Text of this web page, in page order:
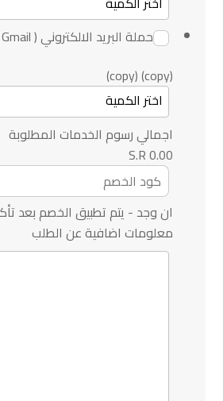
حملة البريد الالكتروني ( Gmail )
(copy) (copy)
اجمالي رسوم الخدمات المطلوبة
0.00 S.R
ان وجد - يتم تطبيق الخصم بعد
معلومات اضافية عن الطلب